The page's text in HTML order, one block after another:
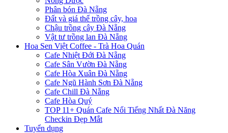
Phân bón Đà Nẵng
Đất và giá thể trồng cây, hoa
Chậu trồng cây Đà Nẵng
Vật tư trồng lan Đà Nẵng
Hoa Sen Việt Coffee - Trà Hoa Quán
Cafe Nhiệt Đới Đà Nẵng
Cafe Sân Vườn Đà Nẵng
Cafe Hòa Xuân Đà Nẵng
Cafe Ngũ Hành Sơn Đà Nẵng
Cafe Chill Đà Nẵng
Cafe Hòa Quý
TOP 11+ Quán Cafe Nổi Tiếng Nhất Đà Năng
Checkin Đẹp Mắt
Tuyển dụng